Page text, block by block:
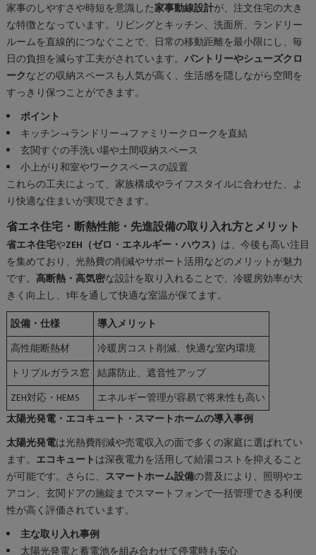
家事のしやすさや時短を意識した家事動線設計が、注文住宅の大き
な特徴となっています。リビングとキッチン、洗面所、ランドリー
ルームを直線的につなぐことで、日常の移動距離を最小限にし、毎
日の負担を減らす工夫がされています。 パントリーやシューズクロ
ークなどの収納スペースも人気が高く、生活感を隠しながら空間を
すっきり保つことができます。
ポイント
キッチン→ランドリー→ファミリークロークを直結
玄関すぐの手洗い場や土間収納スペース
小上がり和室やワークスペースの設置
これらの工夫によって、家族構成やライフスタイルに合わせた、よ
り快適な住まいが実現できます。
省エネ住宅・断熱性能・先進設備の取り入れ方とメリット
省エネ住宅やZEH（ゼロ・エネルギー・ハウス） は、今後も高い注目
を集めており、光熱費の削減やサポート活用などのメリットが魅力
です。 高断熱・高気密な設計を取り入れることで、冷暖房効率が大
きく向上し、1年を通して快適な室温が保てます。
設備・仕様
導入メリット
高性能断熱材
冷暖房コスト削減、快適な室内環境
トリプルガラス窓 結露防止、遮音性アップ
ZEH対応・HEMS
エネルギー管理が容易で将来性も高い
太陽光発電・エコキュート・スマートホームの導入事例
太陽光発電は光熱費削減や売電収入の面で多くの家庭に選ばれてい
ます。 エコキュートは深夜電力を活用して給湯コストを抑えること
が可能です。さらに、 スマートホーム設備の普及により、照明やエ
アコン、玄関ドアの施錠までスマートフォンで一括管理できる利便
性が高く評価されています。
主な取り入れ事例
太陽光発電と蓄電池を組み合わせて停電時も安心